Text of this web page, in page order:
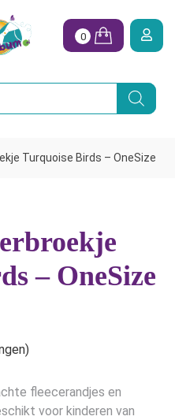
0
Turquoise Birds – OneSize
– OneSize
fleecerandjes en
voor kinderen van